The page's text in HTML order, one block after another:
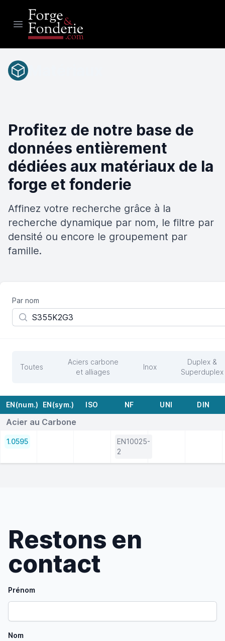
Open main menu
Profitez de notre base de
données entièrement
dédiées aux matériaux de la
forge et fonderie
Affinez votre recherche grâce à la
recherche dynamique par nom, le filtre par
densité ou encore le groupement par
famille.
Par nom
Toutes
Aciers carbone
et alliages
Inox
Duplex &
Superduplex
EN(num.) EN(sym.) ISO NF UNI DIN
Acier au Carbone
1.0595
EN10025-
2
Restons en
contact
Prénom
Nom